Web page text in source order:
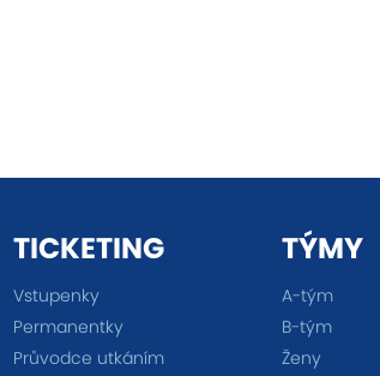
TICKETING
Vstupenky
Permanentky
Průvodce utkáním
TÝMY
A-tým
B-tým
Ženy